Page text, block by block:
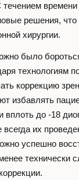
времени
решения, что
хирургии.
было
технологиям
коррекцию
избавлять
вплоть до -18
их
успешно
технически